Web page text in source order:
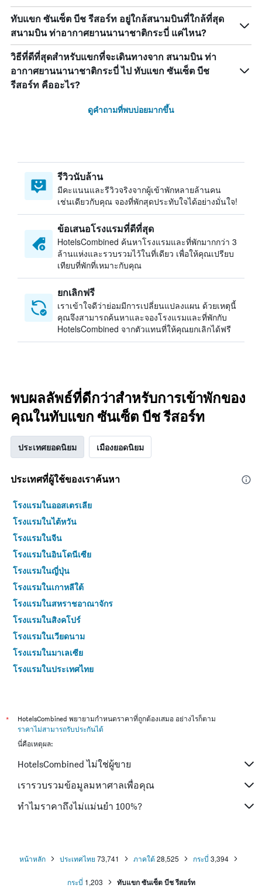
ทับแขก ซันเซ็ต บีช รีสอร์ท อยู่ใกล้สนามบินที่ใกล้ที่สุด
สนามบิน ท่าอากาศยานนานาชาติกระบี่ แค่ไหน?
วิธีที่ดีที่สุดสำหรับแขกที่จะเดินทางจาก สนามบิน ท่า
อากาศยานนานาชาติกระบี่ ไป ทับแขก ซันเซ็ต บีช
รีสอร์ท คืออะไร?
ดูคำถามที่พบบ่อยมากขึ้น
รีวิวนับล้าน
มีคะแนนและรีวิวจริงจากผู้เข้าพักหลายล้านคน
เช่นเดียวกับคุณ จองที่พักสุดประทับใจได้อย่างมั่นใจ!
ข้อเสนอโรงแรมที่ดีที่สุด
HotelsCombined ค้นหาโรงแรมและที่พักมากกว่า 3
ล้านแห่งและรวบรวมไว้ในที่เดียว เพื่อให้คุณเปรียบ
เทียบที่พักที่เหมาะกับคุณ
ยกเลิกฟรี
เราเข้าใจดีว่าย่อมมีการเปลี่ยนแปลงแผน ด้วยเหตุนี้
คุณจึงสามารถค้นหาและจองโรงแรมและที่พักกับ
HotelsCombined จากตัวแทนที่ให้คุณยกเลิกได้ฟรี
พบผลลัพธ์ที่ดีกว่าสำหรับการเข้าพักของ
คุณในทับแขก ซันเซ็ต บีช รีสอร์ท
ประเทศยอดนิยม เมืองยอดนิยม
ประเทศที่ผู้ใช้ของเราค้นหา
โรงแรมในออสเตรเลีย
โรงแรมในไต้หวัน
โรงแรมในจีน
โรงแรมในอินโดนีเซีย
โรงแรมในญี่ปุ่น
โรงแรมในเกาหลีใต้
โรงแรมในสหราชอาณาจักร
โรงแรมในสิงคโปร์
โรงแรมในเวียดนาม
โรงแรมในมาเลเซีย
โรงแรมในประเทศไทย
*
HotelsCombined พยายามกำหนดราคาที่ถูกต้องเสมอ อย่างไรก็ตาม
ราคาไม่สามารถรับประกันได้
นี่คือเหตุผล:
HotelsCombined ไม่ใช่ผู้ขาย
เรารวบรวมข้อมูลมหาศาลเพื่อคุณ
ทำไมราคาถึงไม่แม่นยำ 100%?
หน้าหลัก ประเทศไทย 73,741 ภาคใต้28,525 กระบี่ 3,394
กระบี่ 1,203 ทับแขก ซันเซ็ต บีช รีสอร์ท